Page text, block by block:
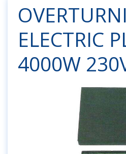
ELECTRIC
4000W